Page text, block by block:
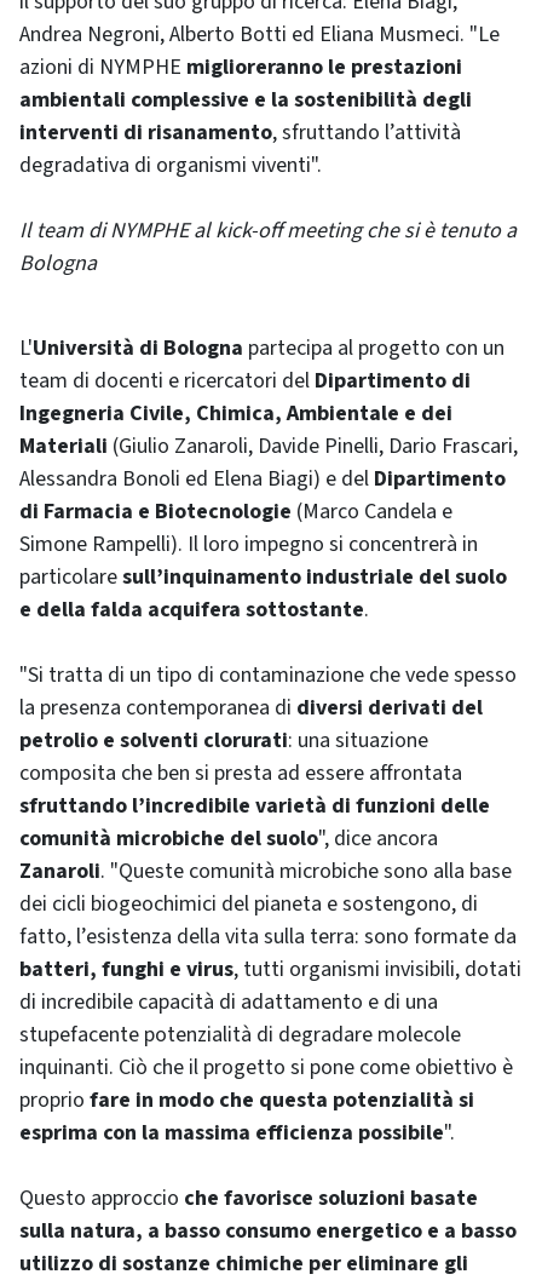
Andrea Negroni, Alberto Botti ed Eliana Musmeci. "Le
azioni di NYMPHE miglioreranno le prestazioni
ambientali complessive e la sostenibilità degli
interventi di risanamento, sfruttando l’attività
degradativa di organismi viventi".
Il team di NYMPHE al kick-off meeting che si è tenuto a
Bologna
L'Università di Bologna partecipa al progetto con un
team di docenti e ricercatori del Dipartimento di
Ingegneria Civile, Chimica, Ambientale e dei
Materiali (Giulio Zanaroli, Davide Pinelli, Dario Frascari,
Alessandra Bonoli ed Elena Biagi) e del Dipartimento
di Farmacia e Biotecnologie (Marco Candela e
Simone Rampelli). Il loro impegno si concentrerà in
particolaresull’inquinamento industriale del suolo
e della falda acquifera sottostante.
"Si tratta di un tipo di contaminazione che vede spesso
la presenza contemporanea di diversi derivati del
petrolio e solventi clorurati: una situazione
composita che ben si presta ad essere affrontata
sfruttando l’incredibile varietà di funzioni delle
comunità microbiche del suolo", dice ancora
Zanaroli. "Queste comunità microbiche sono alla base
dei cicli biogeochimici del pianeta e sostengono, di
fatto, l’esistenza della vita sulla terra: sono formate da
batteri, funghi e virus, tutti organismi invisibili, dotati
di incredibile capacità di adattamento e di una
stupefacente potenzialità di degradare molecole
inquinanti. Ciò che il progetto si pone come obiettivo è
proprio fare in modo che questa potenzialità si
esprima con la massima efficienza possibile".
Questo approccio che favorisce soluzioni basate
sulla natura, a basso consumo energetico e a basso
utilizzo di sostanze chimiche per eliminare gli